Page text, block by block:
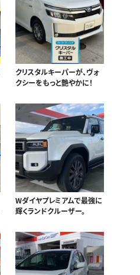
クリスタルキーパーが、ヴォ
クシーをもっと艶やかに！
Wダイヤプレミアムで最強に
輝くランドクルーザー。